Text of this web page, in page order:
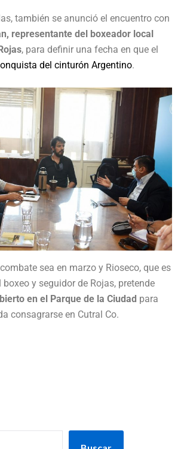
también se anunció el encuentro con
representante del boxeador local
, para definir una fecha en que el
del cinturón Argentino.
sea en marzo y Rioseco, que es
y seguidor de Rojas, pretende
en el Parque de la Ciudad para
consagrarse en Cutral Co.